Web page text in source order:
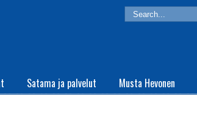
Satama ja palvelut Musta Hevonen